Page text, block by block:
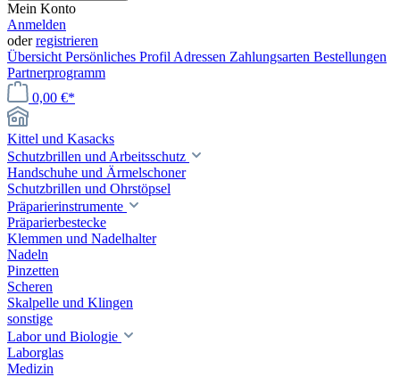
Mein Konto
Anmelden
oderregistrieren
Übersicht Persönliches Profil Adressen Zahlungsarten Bestellungen
Partnerprogramm
0,00 €*
Kittel und Kasacks
Schutzbrillen und Arbeitsschutz
Handschuhe und Ärmelschoner
Schutzbrillen und Ohrstöpsel
Präparierinstrumente
Präparierbestecke
Klemmen und Nadelhalter
Nadeln
Pinzetten
Scheren
Skalpelle und Klingen
sonstige
Labor und Biologie
Laborglas
Medizin